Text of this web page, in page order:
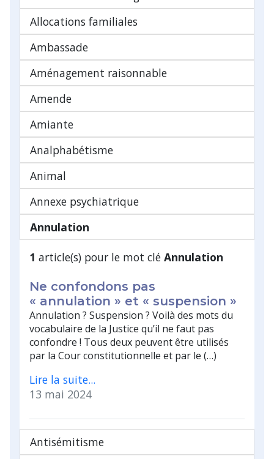
Allocations familiales
Ambassade
Aménagement raisonnable
Amende
Amiante
Analphabétisme
Animal
Annexe psychiatrique
Annulation
1 article(s) pour le mot clé Annulation
Ne confondons pas
« annulation » et « suspension »
Annulation ? Suspension ? Voilà des mots du
vocabulaire de la Justice qu’il ne faut pas
confondre ! Tous deux peuvent être utilisés
par la Cour constitutionnelle et par le (…)
Lire la suite...
13 mai 2024
Antisémitisme